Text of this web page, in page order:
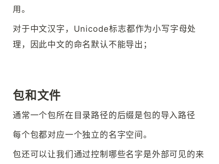
用。
对于中文汉字，Unicode标志都作为小写字母处
理，因此中文的命名默认不能导出；
包和文件
通常一个包所在目录路径的后缀是包的导入路径
每个包都对应一个独立的名字空间。
包还可以让我们通过控制哪些名字是外部可见的来